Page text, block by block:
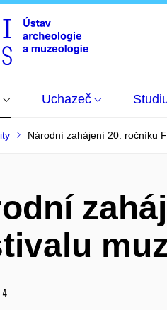
Uchazeč
Národní zahájení 20. ročníku